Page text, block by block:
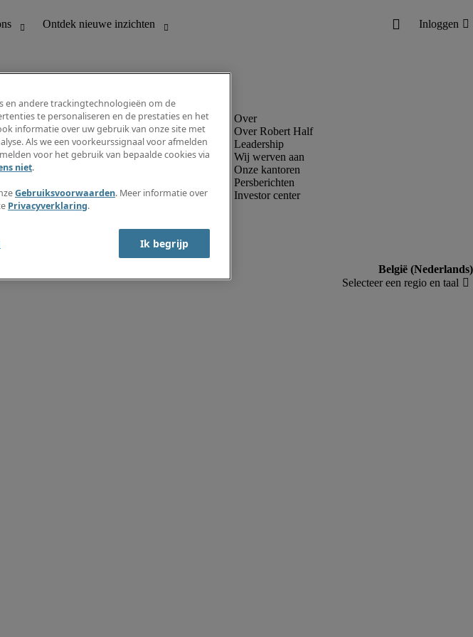
nieuwe inzichten
een jobalert aan
Over Robert Half
Leadership
Wij werven aan
Onze kantoren
Persberichten
Investor center
en andere trackingtechnologieën om de
te personaliseren en de prestaties en het
informatie over uw gebruik van onze site met
Als we een voorkeurssignaal voor afmelden
voor het gebruik van bepaalde cookies via
niet.
Gebruiksvoorwaarden. Meer informatie over
Privacyverklaring.
Ik begrijp